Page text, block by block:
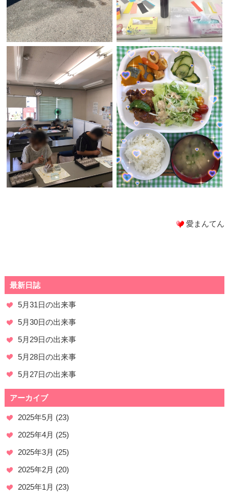
愛まんてん
最新日誌
5月31日の出来事
5月30日の出来事
5月29日の出来事
5月28日の出来事
5月27日の出来事
アーカイブ
2025年5月 (23)
2025年4月 (25)
2025年3月 (25)
2025年2月 (20)
2025年1月 (23)